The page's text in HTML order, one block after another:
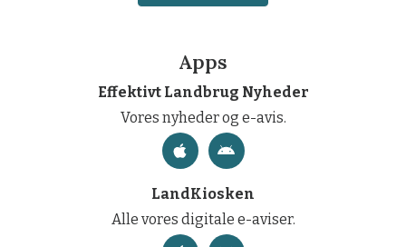
Apps
Effektivt Landbrug Nyheder
Vores nyheder og e-avis.
LandKiosken
Alle vores digitale e-aviser.